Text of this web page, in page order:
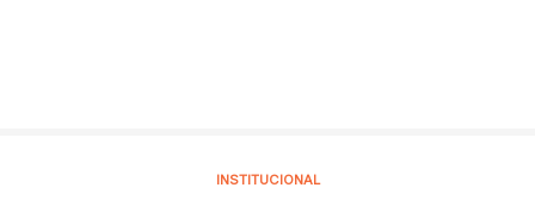
INSTITUCIONAL